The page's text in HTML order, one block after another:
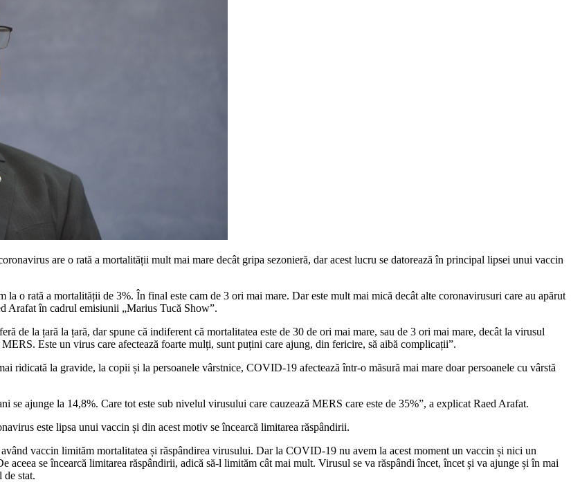
are o rată a mortalității mult mai mare decât gripa sezonieră, dar acest lucru se datorează în principal lipsei unui vaccin
o rată a mortalității de 3%. În final este cam de 3 ori mai mare. Dar este mult mai mică decât alte coronavirusuri care au apărut
Arafat în cadrul emisiunii „Marius Tucă Show”.
de la țară la țară, dar spune că indiferent că mortalitatea este de 30 de ori mai mare, sau de 3 ori mai mare, decât la virusul
Este un virus care afectează foarte mulți, sunt puțini care ajung, din fericire, să aibă complicații”.
ridicată la gravide, la copii și la persoanele vârstnice, COVID-19 afectează într-o măsură mai mare doar persoanele cu vârstă
se ajunge la 14,8%. Care tot este sub nivelul virusului care cauzează MERS care este de 35%”, a explicat Raed Arafat.
este lipsa unui vaccin și din acest motiv se încearcă limitarea răspândirii.
vaccin limităm mortalitatea și răspândirea virusului. Dar la COVID-19 nu avem la acest moment un vaccin și nici un
se încearcă limitarea răspândirii, adică să-l limităm cât mai mult. Virusul se va răspândi încet, încet și va ajunge și în mai
de stat.